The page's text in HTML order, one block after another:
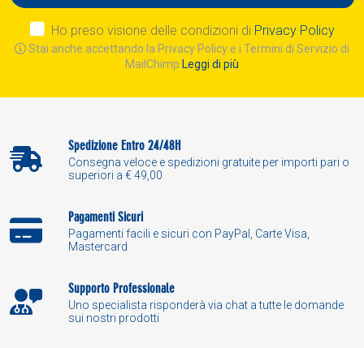
Ho preso visione delle condizioni di Privacy Policy
Stai anche accettando la Privacy Policy e i Termini di Servizio di
MailChimp Leggi di più
Spedizione Entro 24/48H
Consegna veloce e spedizioni gratuite per importi pari o
superiori a € 49,00
Pagamenti Sicuri
Pagamenti facili e sicuri con PayPal, Carte Visa,
Mastercard
Supporto Professionale
Uno specialista risponderà via chat a tutte le domande
sui nostri prodotti